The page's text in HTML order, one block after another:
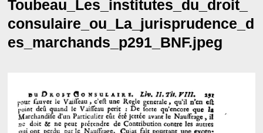
Toubeau_Les_institutes_du_droit_
consulaire_ou_La_jurisprudence_d
es_marchands_p291_BNF.jpeg